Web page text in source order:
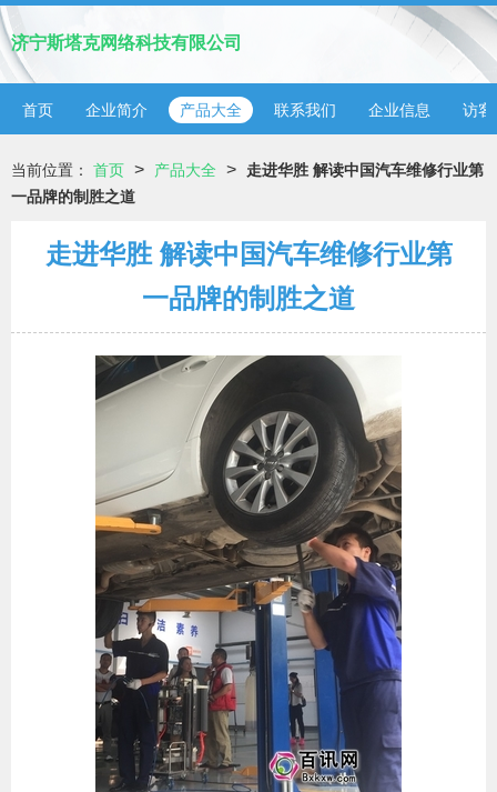
济宁斯塔克网络科技有限公司
首页 企业简介 产品大全 联系我们 企业信息 访客
当前位置： 首页 > 产品大全 >
走进华胜 解读中国汽车维修行业第
一品牌的制胜之道
走进华胜 解读中国汽车维修行业第
一品牌的制胜之道